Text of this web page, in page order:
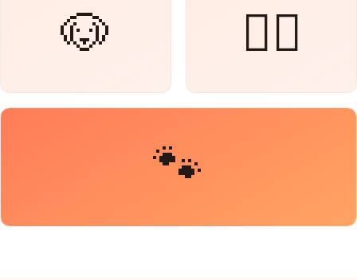
🐕‍🦺
🐶
🐾